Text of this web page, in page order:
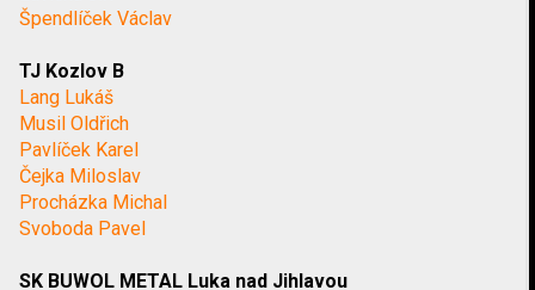
Špendlíček Václav
TJ Kozlov B
Lang Lukáš
Musil Oldřich
Pavlíček Karel
Čejka Miloslav
Procházka Michal
Svoboda Pavel
SK BUWOL METAL Luka nad Jihlavou